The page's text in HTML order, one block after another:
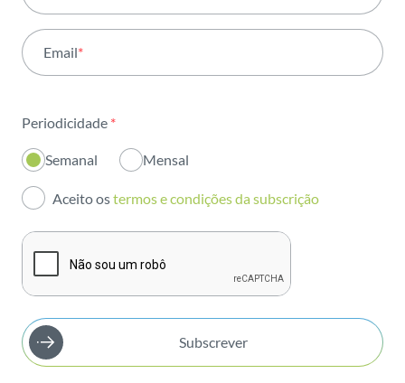
Atividade
Institucional
Inovação
Investidores
Publicações
Email*
Periodicidade *
Semanal Mensal
Aceito ostermos e condições da subscrição
Subscrever